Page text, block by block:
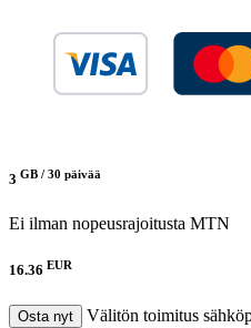
3 GB / 30 päivää
Ei ilman nopeusrajoitusta MTN
16.36 EUR
Osta nyt
Välitön toimitus